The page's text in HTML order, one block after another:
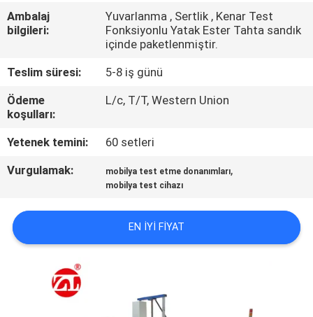
KONTROL
BIZE
ULAŞIN
HABERLER
BIR
TEKLIF
ISTEĞI
SHOW
Ambalaj
bilgileri:
Yuvarlanma , Sertlik , Kenar Test
Fonksiyonlu Yatak Ester Tahta sandık
içinde paketlenmiştir.
Teslim süresi:
5-8 iş günü
Ödeme
koşulları:
L/c, T/T, Western Union
Yetenek temini:
60 setleri
Vurgulamak:
mobilya test etme donanımları,
mobilya test cihazı
EN IYI FIYAT